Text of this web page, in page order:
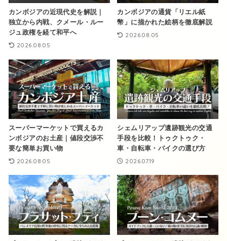
カンボジアの近現代史を解説｜
独立から内戦、クメール・ルー
ジュ政権を経て和平へ
2026.08.05
カンボジアの通貨「リエル紙
幣」に描かれた絵柄を徹底解説
2026.08.05
スーパーマーケットで買えるカ
ンボジアのお土産｜値段交渉不
要な簡単お買い物
2026.08.05
シェムリアップ遺跡観光の交通
手段を比較！トゥクトゥク・
車・自転車・バイクの選び方
2026.07.19